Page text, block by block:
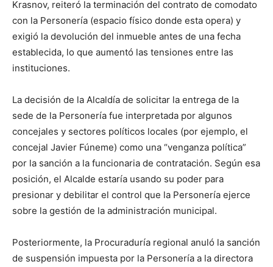
Krasnov, reiteró la terminación del contrato de comodato
con la Personería (espacio físico donde esta opera) y
exigió la devolución del inmueble antes de una fecha
establecida, lo que aumentó las tensiones entre las
instituciones.
La decisión de la Alcaldía de solicitar la entrega de la
sede de la Personería fue interpretada por algunos
concejales y sectores políticos locales (por ejemplo, el
concejal Javier Fúneme) como una “venganza política”
por la sanción a la funcionaria de contratación. Según esa
posición, el Alcalde estaría usando su poder para
presionar y debilitar el control que la Personería ejerce
sobre la gestión de la administración municipal.
Posteriormente, la Procuraduría regional anuló la sanción
de suspensión impuesta por la Personería a la directora